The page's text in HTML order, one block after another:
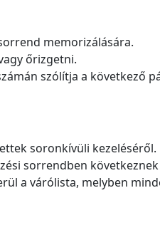
memorizálására.
őrizgetni.
szólítja a következő
soronkívüli kezeléséről.
sorrendben
a várólista, melyben